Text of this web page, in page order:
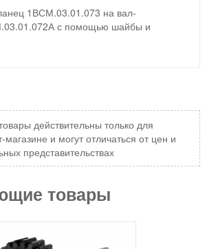
1ВСМ.03.01.073 на вал-
с помощью шайбы и
действительны только для
магазине и могут отличаться от цен и
представительствах
товары